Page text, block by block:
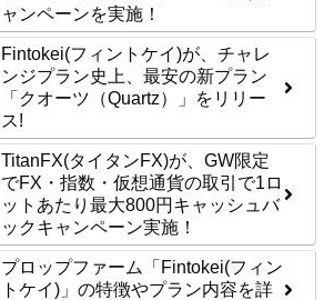
ャンペーンを実施！
Fintokei(フィントケイ)が、チャレ
ンジプラン史上、最安の新プラン
「クオーツ（Quartz）」をリリー
ス!
TitanFX(タイタンFX)が、GW限定
でFX・指数・仮想通貨の取引で1ロ
ットあたり最大800円キャッシュバ
ックキャンペーン実施！
プロップファーム「Fintokei(フィン
トケイ)」の特徴やプラン内容を詳